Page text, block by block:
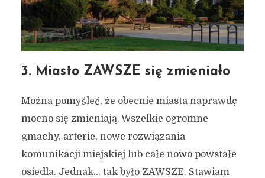
3. Miasto ZAWSZE się zmieniało
Można pomyśleć, że obecnie miasta naprawdę
mocno się zmieniają. Wszelkie ogromne
gmachy, arterie, nowe rozwiązania
komunikacji miejskiej lub całe nowo powstałe
osiedla. Jednak… tak było ZAWSZE. Stawiam